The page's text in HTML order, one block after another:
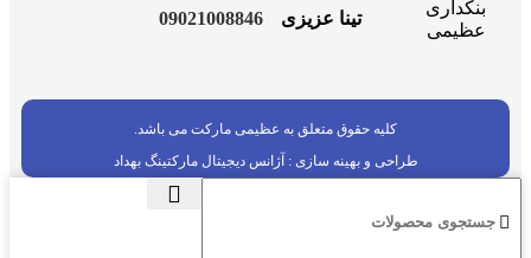
تینا عزیزی 09021008846
کلیه حقوق متعلق به عظیمی مارکت می باشد.
طراحی و بهینه سازی : آژانس دیجیتال مارکتینگ بهداد